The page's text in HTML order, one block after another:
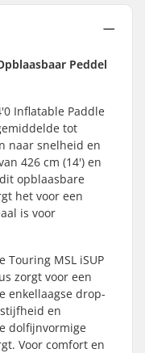
Peddel
Inflatable Paddle
tot
naar snelheid en
426 cm (14') en
opblaasbare
het voor een
is voor
Touring MSL iSUP
zorgt voor een
enkellaagse drop-
en
dolfijnvormige
Voor comfort en